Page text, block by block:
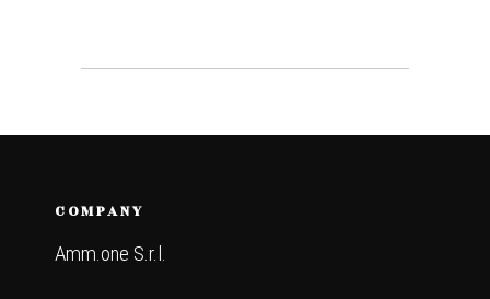
COMPANY
Amm.one S.r.l.